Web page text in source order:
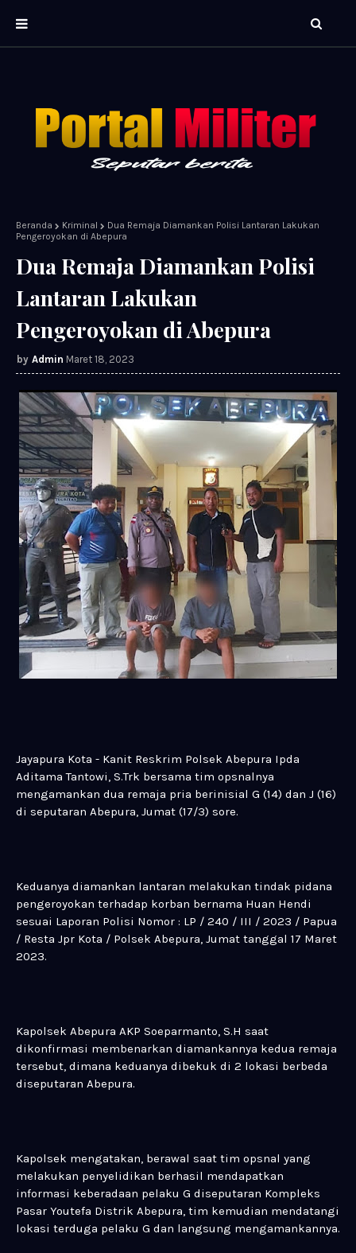
Beranda Kriminal
Dua Remaja Diamankan Polisi Lantaran Lakukan
Pengeroyokan di Abepura
Dua Remaja Diamankan Polisi
Lantaran Lakukan
Pengeroyokan di Abepura
Admin Maret 18, 2023
Jayapura Kota - Kanit Reskrim Polsek Abepura Ipda
Aditama Tantowi, S.Trk bersama tim opsnalnya
mengamankan dua remaja pria berinisial G (14) dan J (16)
di seputaran Abepura, Jumat (17/3) sore.
Keduanya diamankan lantaran melakukan tindak pidana
pengeroyokan terhadap korban bernama Huan Hendi
sesuai Laporan Polisi Nomor : LP / 240 / III / 2023 / Papua
/ Resta Jpr Kota / Polsek Abepura, Jumat tanggal 17 Maret
2023.
Kapolsek Abepura AKP Soeparmanto, S.H saat
dikonfirmasi membenarkan diamankannya kedua remaja
tersebut, dimana keduanya dibekuk di 2 lokasi berbeda
diseputaran Abepura.
Kapolsek mengatakan, berawal saat tim opsnal yang
melakukan penyelidikan berhasil mendapatkan
informasi keberadaan pelaku G diseputaran Kompleks
Pasar Youtefa Distrik Abepura, tim kemudian mendatangi
lokasi terduga pelaku G dan langsung mengamankannya.